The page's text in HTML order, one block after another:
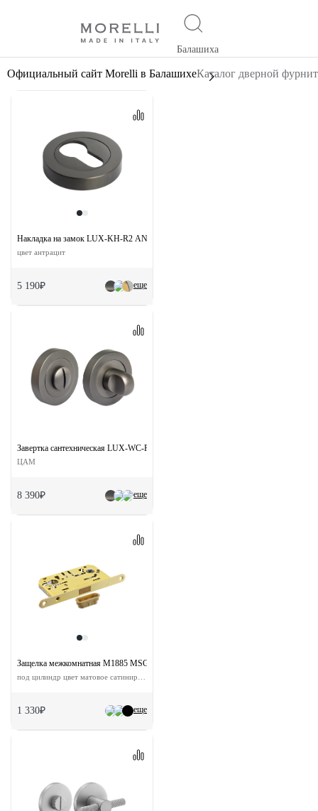
Балашиха
Официальный сайт Morelli в БалашихеКаталог дверной
еще
Накладка на замок LUX-KH-R2 ANT круглая под евроцилиндр
цвет антрацит
5 190₽
еще
Завертка сантехническая LUX-WC-R2 ANT на круглой розетке цвет антрацит
ЦАМ
8 390₽
еще
Защелка межкомнатная M1885 MSG с ответной планкой
1 330₽